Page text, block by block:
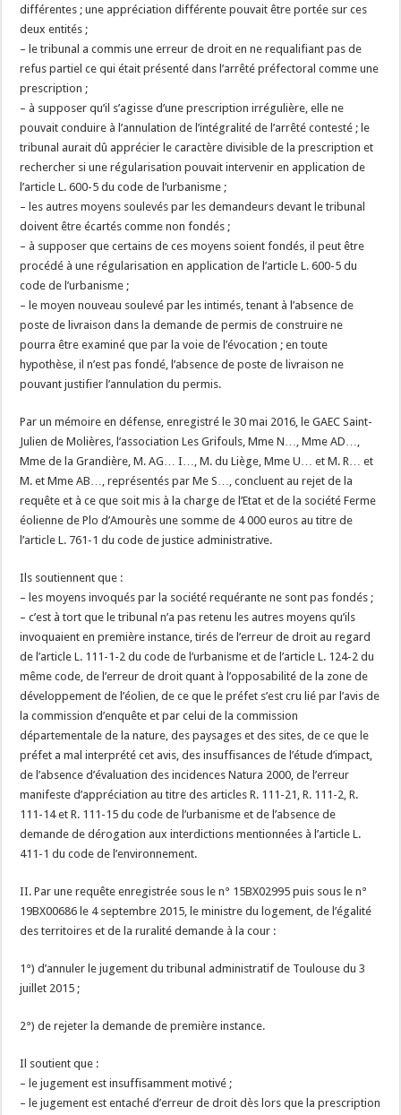
différentes ; une appréciation différente pouvait être portée sur ces
deux entités ;
– le tribunal a commis une erreur de droit en ne requalifiant pas de
refus partiel ce qui était présenté dans l’arrêté préfectoral comme une
prescription ;
– à supposer qu’il s’agisse d’une prescription irrégulière, elle ne
pouvait conduire à l’annulation de l’intégralité de l’arrêté contesté ; le
tribunal aurait dû apprécier le caractère divisible de la prescription et
rechercher si une régularisation pouvait intervenir en application de
l’article L. 600-5 du code de l’urbanisme ;
– les autres moyens soulevés par les demandeurs devant le tribunal
doivent être écartés comme non fondés ;
– à supposer que certains de ces moyens soient fondés, il peut être
procédé à une régularisation en application de l’article L. 600-5 du
code de l’urbanisme ;
– le moyen nouveau soulevé par les intimés, tenant à l’absence de
poste de livraison dans la demande de permis de construire ne
pourra être examiné que par la voie de l’évocation ; en toute
hypothèse, il n’est pas fondé, l’absence de poste de livraison ne
pouvant justifier l’annulation du permis.
Par un mémoire en défense, enregistré le 30 mai 2016, le GAEC Saint-
Julien de Molières, l’association Les Grifouls, Mme N…, Mme AD…,
Mme de la Grandière, M. AG… I…, M. du Liège, Mme U… et M. R… et
M. et Mme AB…, représentés par Me S…, concluent au rejet de la
requête et à ce que soit mis à la charge de l’Etat et de la société Ferme
éolienne de Plo d’Amourès une somme de 4 000 euros au titre de
l’article L. 761-1 du code de justice administrative.
Ils soutiennent que :
– les moyens invoqués par la société requérante ne sont pas fondés ;
– c’est à tort que le tribunal n’a pas retenu les autres moyens qu’ils
invoquaient en première instance, tirés de l’erreur de droit au regard
de l’article L. 111-1-2 du code de l’urbanisme et de l’article L. 124-2 du
même code, de l’erreur de droit quant à l’opposabilité de la zone de
développement de l’éolien, de ce que le préfet s’est cru lié par l’avis de
la commission d’enquête et par celui de la commission
départementale de la nature, des paysages et des sites, de ce que le
préfet a mal interprété cet avis, des insuffisances de l’étude d’impact,
de l’absence d’évaluation des incidences Natura 2000, de l’erreur
manifeste d’appréciation au titre des articles R. 111-21, R. 111-2, R.
111-14 et R. 111-15 du code de l’urbanisme et de l’absence de
demande de dérogation aux interdictions mentionnées à l’article L.
411-1 du code de l’environnement.
II. Par une requête enregistrée sous le n° 15BX02995 puis sous le n°
19BX00686 le 4 septembre 2015, le ministre du logement, de l’égalité
des territoires et de la ruralité demande à la cour :
1°) d’annuler le jugement du tribunal administratif de Toulouse du 3
juillet 2015 ;
2°) de rejeter la demande de première instance.
Il soutient que :
– le jugement est insuffisamment motivé ;
– le jugement est entaché d’erreur de droit dès lors que la prescription